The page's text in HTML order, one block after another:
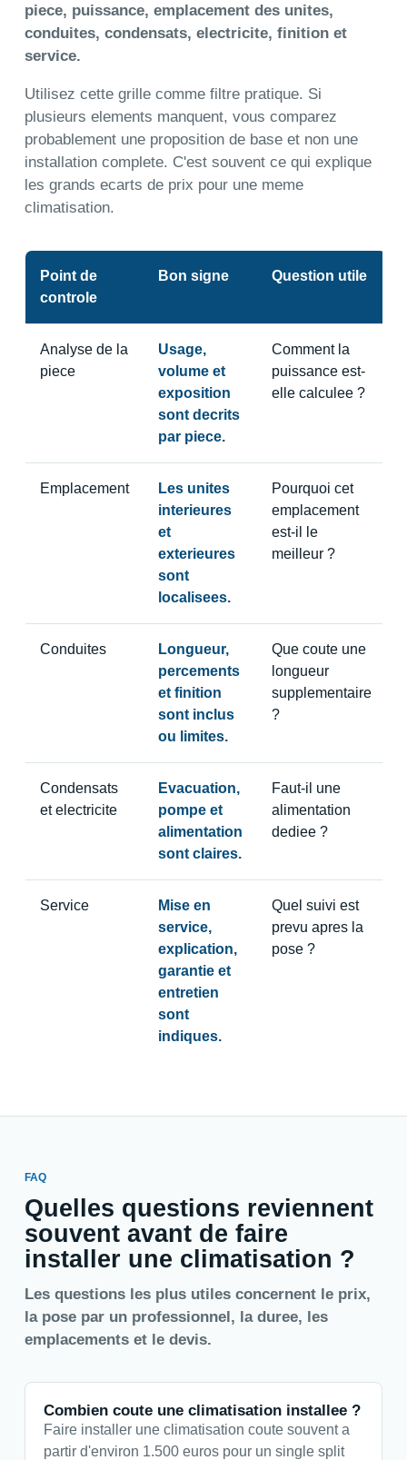
piece, puissance, emplacement des unites,
conduites, condensats, electricite, finition et
service.
Utilisez cette grille comme filtre pratique. Si
plusieurs elements manquent, vous comparez
probablement une proposition de base et non une
installation complete. C'est souvent ce qui explique
les grands ecarts de prix pour une meme
climatisation.
Point de
controle
Bon signe Question utile
Analyse de la
piece
Usage,
volume et
exposition
sont decrits
par piece.
Comment la
puissance est-
elle calculee ?
Emplacement
Les unites
interieures
et
exterieures
sont
localisees.
Pourquoi cet
emplacement
est-il le
meilleur ?
Conduites
Longueur,
percements
et finition
sont inclus
ou limites.
Que coute une
longueur
supplementaire
?
Condensats
et electricite
Evacuation,
pompe et
alimentation
sont claires.
Faut-il une
alimentation
dediee ?
Service
Mise en
service,
explication,
garantie et
entretien
sont
indiques.
Quel suivi est
prevu apres la
pose ?
FAQ
Quelles questions reviennent
souvent avant de faire
installer une climatisation ?
Les questions les plus utiles concernent le prix,
la pose par un professionnel, la duree, les
emplacements et le devis.
Combien coute une climatisation installee ?
Faire installer une climatisation coute souvent a
partir d'environ 1.500 euros pour un single split